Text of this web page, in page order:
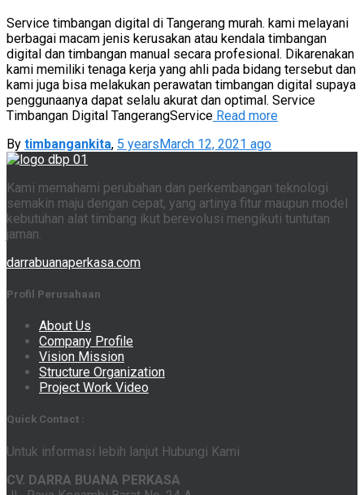
Service timbangan digital di Tangerang murah. kami melayani
berbagai macam jenis kerusakan atau kendala timbangan
digital dan timbangan manual secara profesional. Dikarenakan
kami memiliki tenaga kerja yang ahli pada bidang tersebut dan
kami juga bisa melakukan perawatan timbangan digital supaya
penggunaanya dapat selalu akurat dan optimal. Service
Timbangan Digital TangerangService Read more
By timbangankita, 5 yearsMarch 12, 2021 ago
Kami memahami perubahan dan perkembangan teknologi
semakin maju dengan cepat, yang artinya fitur maupun model
kebutuhan alat timbang ikut berevolusi mengikuti tuntutan
jaman.
darrabuanaperkasa.com
Profil Perusahaan
About Us
Company Profile
Vision Mission
Structure Organization
Project Work Video
Quick Contact :
Untuk informasi lebih lanjut Hubungi Kami
CV. DARRA BUANA PERKASA